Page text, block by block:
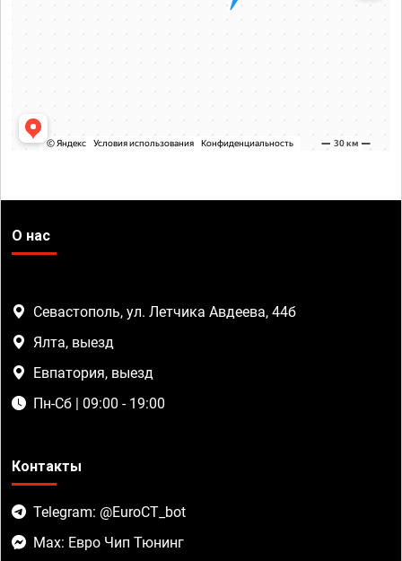
О нас
Севастополь, ул. Летчика Авдеева, 44б
Ялта, выезд
Евпатория, выезд
Пн-Сб | 09:00 - 19:00
Контакты
Telegram: @EuroCT_bot
Max: Евро Чип Тюнинг